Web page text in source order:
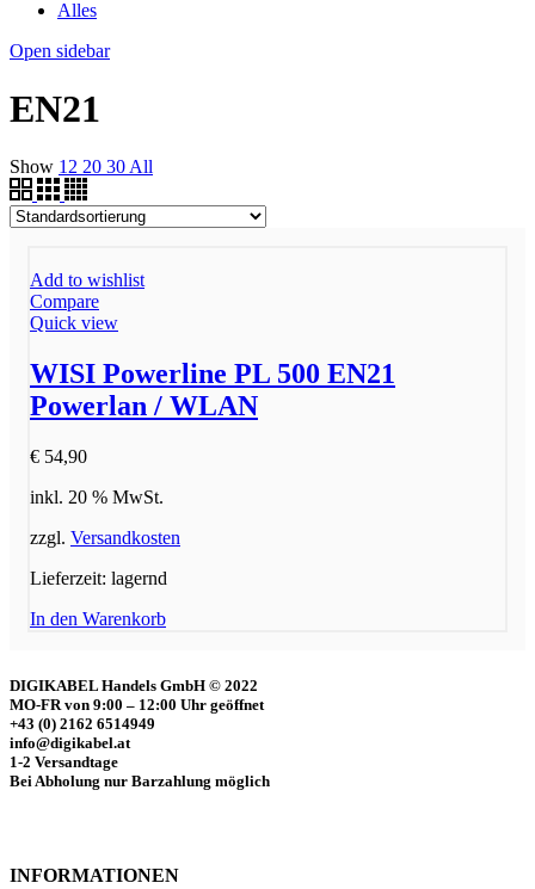
Alles
Open sidebar
EN21
Show 12 20 30All
Add to wishlist
Compare
Quick view
WISI Powerline PL 500 EN21
Powerlan / WLAN
€ 54,90
inkl. 20 % MwSt.
zzgl. Versandkosten
Lieferzeit: lagernd
In den Warenkorb
DIGIKABEL Handels GmbH © 2022
MO-FR von 9:00 – 12:00 Uhr geöffnet
+43 (0) 2162 6514949
info@digikabel.at
1-2 Versandtage
Bei Abholung nur Barzahlung möglich
INFORMATIONEN